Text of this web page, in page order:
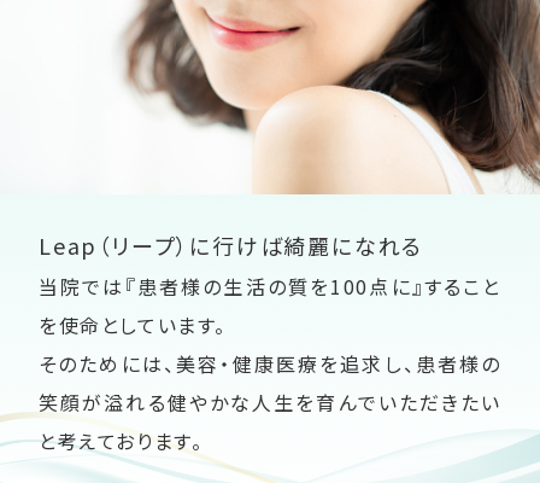
Leap（リープ）に行けば綺麗になれる
当院では『患者様の生活の質を100点に』すること
を使命としています。
そのためには、美容・健康医療を追求し、患者様の
笑顔が溢れる健やかな人生を育んでいただきたい
と考えております。